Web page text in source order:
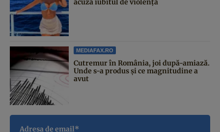
acuză iubitul de violență
MEDIAFAX.RO
Cutremur în România, joi după-amiază.
Unde s-a produs și ce magnitudine a
avut
Adresa de email*